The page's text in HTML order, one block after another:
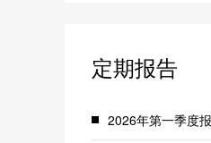
定期报告
2026年第一季度